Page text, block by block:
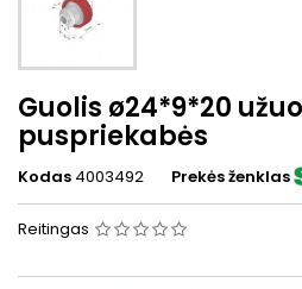
Guolis ø24*9*20
puspriekabės
Kodas 4003492 Prekės ženklas
Reitingas